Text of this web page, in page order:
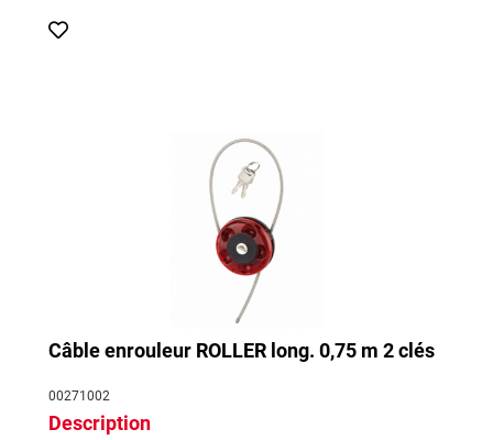
Câble enrouleur ROLLER long. 0,75 m 2 clés
00271002
Description